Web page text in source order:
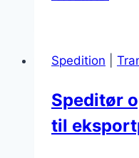
Spedition
Speditør
til